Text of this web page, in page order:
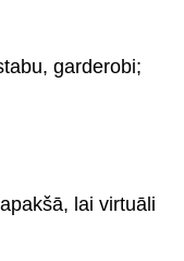
garderobi;
lai virtuāli